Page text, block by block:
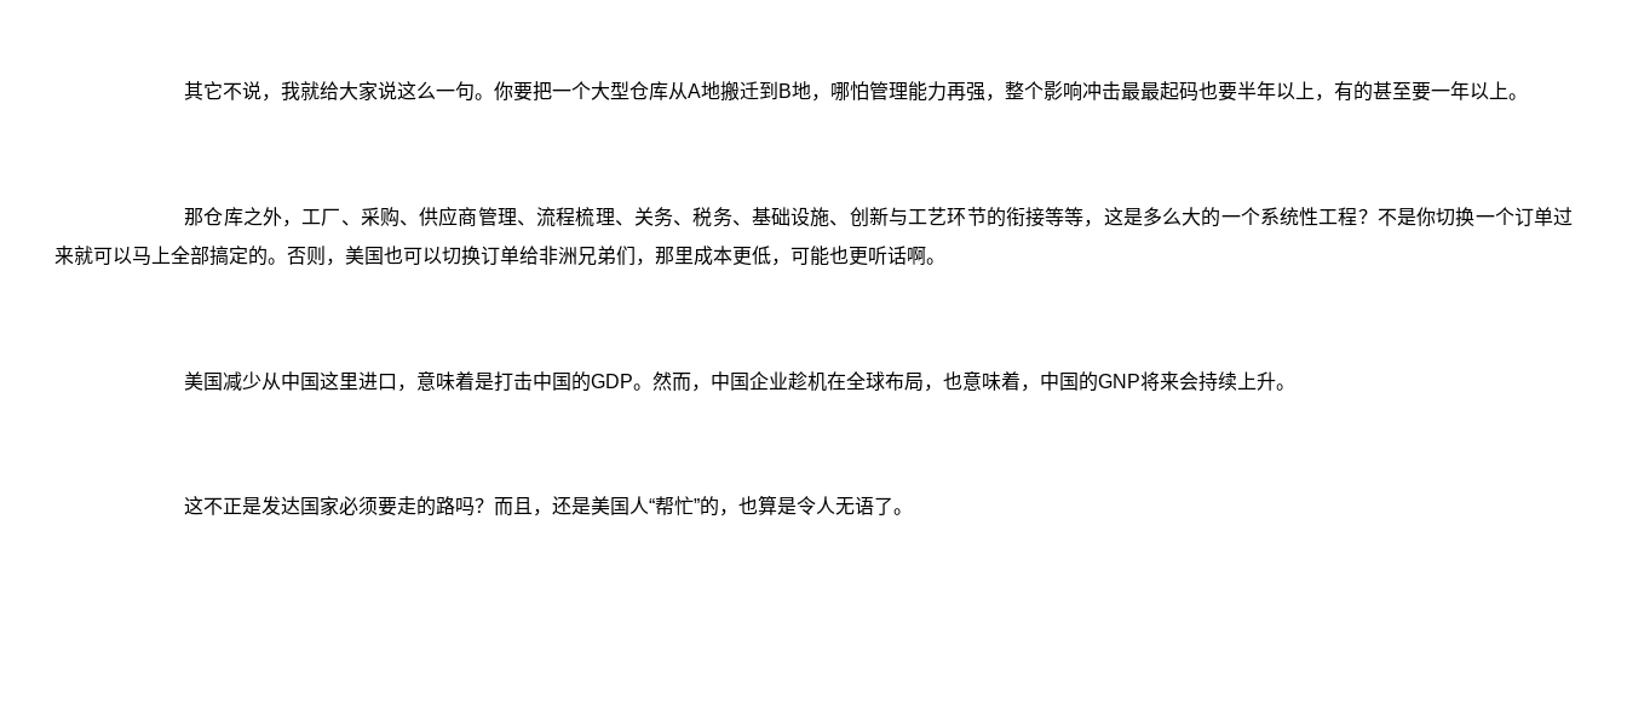
其它不说，我就给大家说这么一句。你要把一个大型仓库从A地搬迁到B地，哪怕管理能力再强，整个影响冲击最最起码也要半年以上，有的甚至要一年以上。
那仓库之外，工厂、采购、供应商管理、流程梳理、关务、税务、基础设施、创新与工艺环节的衔接等等，这是多么大的一个系统性工程？不是你切换一个订单过
来就可以马上全部搞定的。否则，美国也可以切换订单给非洲兄弟们，那里成本更低，可能也更听话啊。
美国减少从中国这里进口，意味着是打击中国的GDP。然而，中国企业趁机在全球布局，也意味着，中国的GNP将来会持续上升。
这不正是发达国家必须要走的路吗？而且，还是美国人“帮忙”的，也算是令人无语了。